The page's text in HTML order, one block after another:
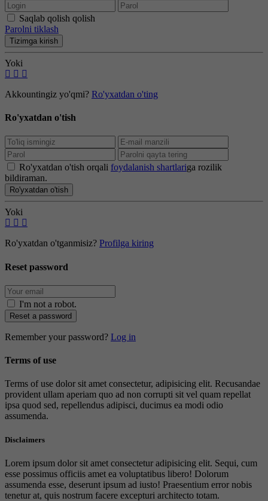
Saqlab qolish qolish
Parolni tiklash
Tizimga kirish
Yoki
Akkountingiz yo'qmi? Ro'yxatdan o'ting
Ro'yxatdan o'tish
Ro'yxatdan o'tish orqali foydalanish shartlariga rozilik
bildiraman.
Ro'yxatdan o'tish
Yoki
Ro'yxatdan o'tganmisiz? Profilga kiring
Reset password
I'm not a robot.
Reset a password
Remember your password? Log in
Terms of use
Terms of use dolor sit amet consectetur, adipisicing elit. Recusandae
provident ullam aperiam quo ad non corrupti sit vel quam repellat
ipsa quod sed, repellendus adipisci, ducimus ea modi odio
assumenda.
Disclaimers
Lorem ipsum dolor sit amet consectetur adipisicing elit. Sequi, cum
esse possimus officiis amet ea voluptatibus libero! Dolorum
assumenda esse, deserunt ipsum ad iusto! Praesentium error nobis
tenetur at, quis nostrum facere excepturi architecto totam.